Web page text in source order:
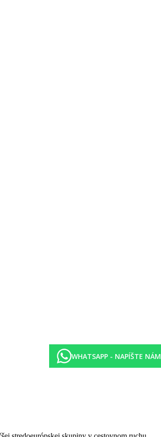
noc))
vybavenie)
pláž Issos Beach vzdialená 1,5 km
WHATSAPP - NAPÍŠTE NÁM